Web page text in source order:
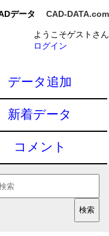
データ CAD-DATA.com
ようこそゲストさん
ログイン
データ追加
新着データ
コメント